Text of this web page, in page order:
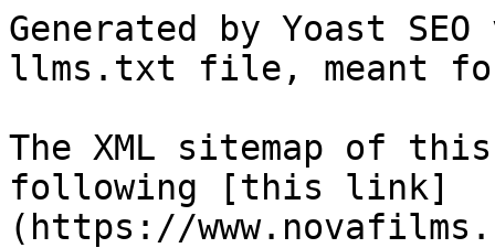
Generated by Yoast
llms.txt file, meant for
The XML sitemap of
following [this link]
(https://